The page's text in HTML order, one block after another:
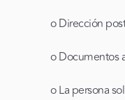
o Dirección
o Documentos
o La persona